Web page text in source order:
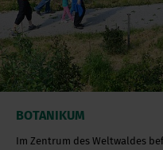
BOTANIKUM
Im Zentrum des Weltwaldes